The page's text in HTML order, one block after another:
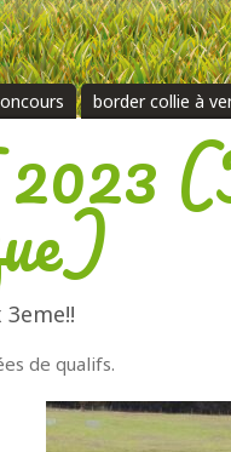
border collie à
de qualifs.